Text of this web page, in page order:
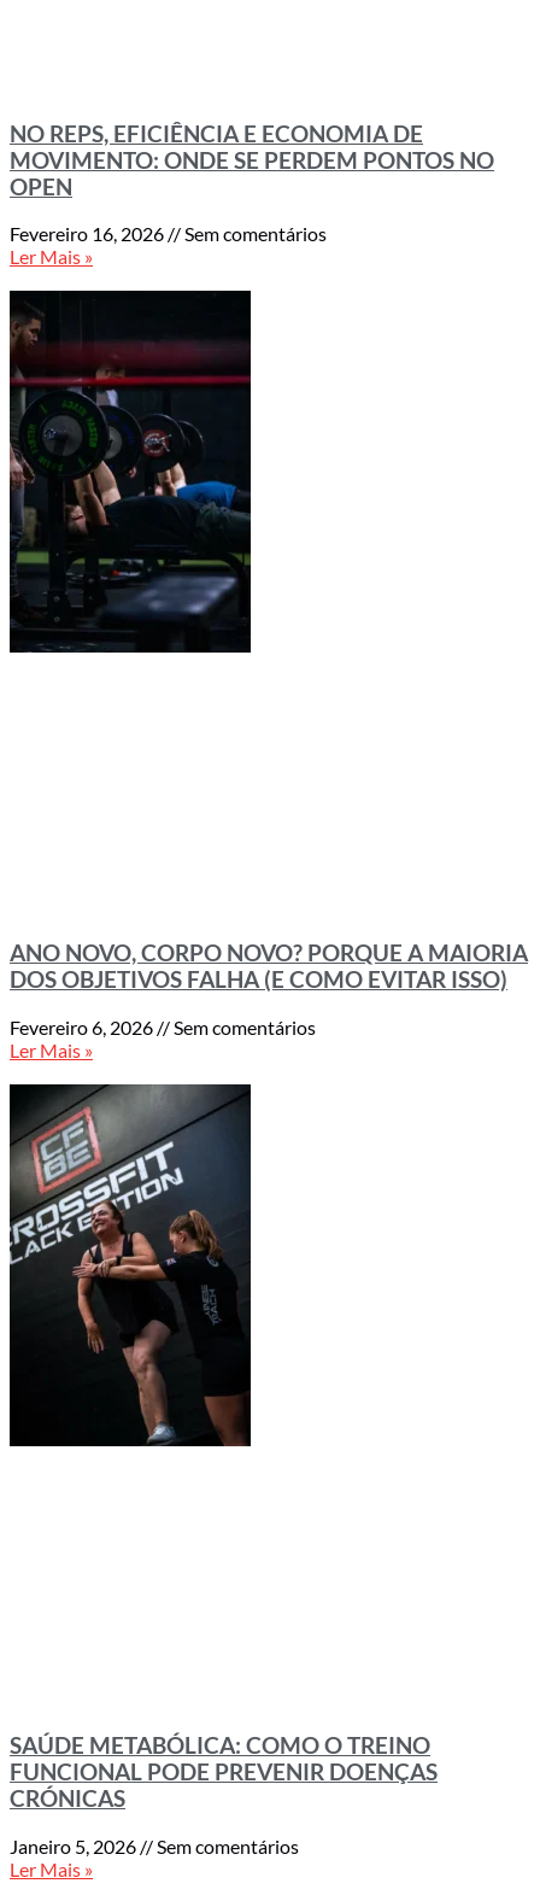
NO REPS, EFICIÊNCIA E ECONOMIA DE
MOVIMENTO: ONDE SE PERDEM PONTOS NO
OPEN
Fevereiro 16, 2026
Sem comentários
Ler Mais »
ANO NOVO, CORPO NOVO? PORQUE A MAIORIA
DOS OBJETIVOS FALHA (E COMO EVITAR ISSO)
Fevereiro 6, 2026
Sem comentários
Ler Mais »
SAÚDE METABÓLICA: COMO O TREINO
FUNCIONAL PODE PREVENIR DOENÇAS
CRÓNICAS
Janeiro 5, 2026
Sem comentários
Ler Mais »